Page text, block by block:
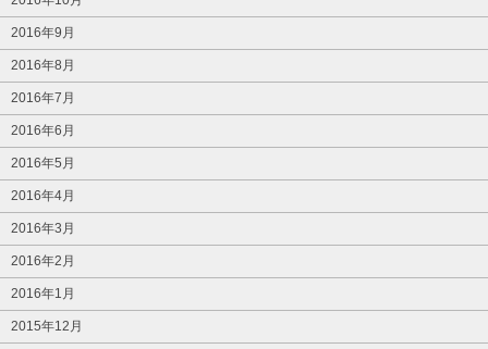
2016年9月
2016年8月
2016年7月
2016年6月
2016年5月
2016年4月
2016年3月
2016年2月
2016年1月
2015年12月